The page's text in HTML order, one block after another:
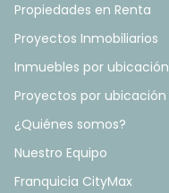
Propiedades en Renta
Proyectos Inmobiliarios
Inmuebles por ubicación
Proyectos por ubicación
¿Quiénes somos?
Nuestro Equipo
Franquicia CityMax